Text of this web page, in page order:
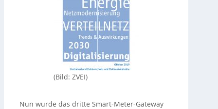
(Bild: ZVEI)
Nun wurde das dritte Smart-Meter-Gateway